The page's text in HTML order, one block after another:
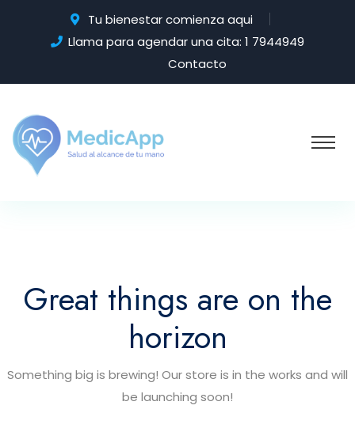
Tu bienestar comienza aqui
Llama para agendar una cita: 1 7944949
Contacto
Great things are on the
horizon
Something big is brewing! Our store is in the works and will
be launching soon!